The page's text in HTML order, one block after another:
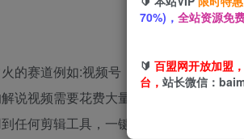
的赛道例如:视频号，抖音，快手，小
说视频需要花费大量时间去剪辑，发一
任何剪辑工具，一键十几秒生成影视解
70%)， 全站资源免
🔰 百盟网开放加盟
台， 站长微信：